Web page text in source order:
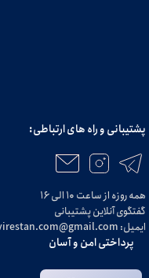
پشتیبانی و راه های ارتباطی:
همه روزه از ساعت ۱۰ الی ۱۶
گفتگوی آنلاین پشتیبانی
ایمیل: tasvirestan.com@gmail.com
پرداختی امن و آسان